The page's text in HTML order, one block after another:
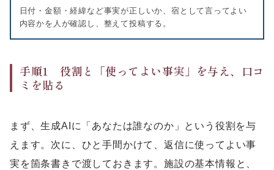
日付・金額・経緯など事実が正しいか、宿として言ってよい
内容かを人が確認し、整えて投稿する。
手順1 役割と「使ってよい事実」を与え、口コ
ミを貼る
まず、生成AIに「あなたは誰なのか」という役割を与
えます。次に、ひと手間かけて、返信に使ってよい事
実を箇条書きで渡しておきます。施設の基本情報と、